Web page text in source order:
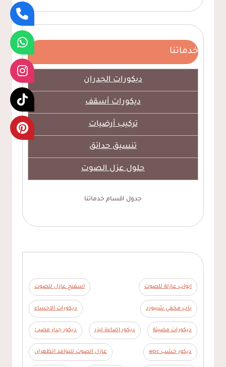
خدماتنا
ديكورات الجدران
ديكورات أسقف
تركيب أرضيات
تنسيق حدائق
حلول عزل الصوت
جدول اقسام خدماتنا
ابواب عازلة للصوت اسفنج عازل للصوت
باب مخفي شيبورد ديكورات الاحساء
ديكورات مضيئة ديكور اضاءة ليزر ديكور جدار مضيئ
ديكور خشب wpc عازل الصوت للنوافذ الظهران